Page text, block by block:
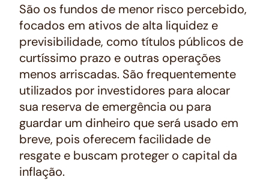
São os fundos de menor risco percebido,
focados em ativos de alta liquidez e
previsibilidade, como títulos públicos de
curtíssimo prazo e outras operações
menos arriscadas. São frequentemente
utilizados por investidores para alocar
sua reserva de emergência ou para
guardar um dinheiro que será usado em
breve, pois oferecem facilidade de
resgate e buscam proteger o capital da
inflação.